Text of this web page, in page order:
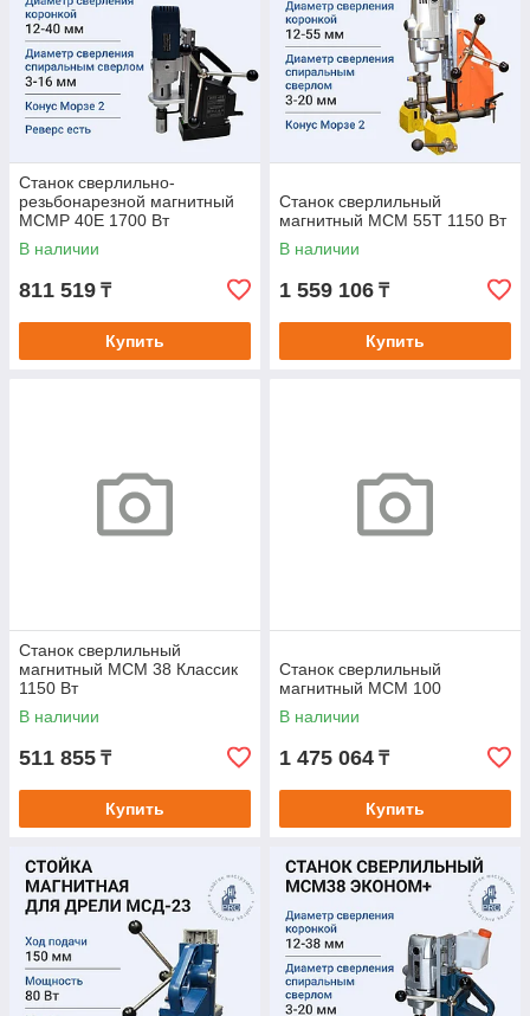
Станок сверлильно-
резьбонарезной магнитный
МСМР 40Е 1700 Вт
В наличии
811 519 ₸
Купить
Станок сверлильный
магнитный МСМ 55Т 1150 Вт
В наличии
1 559 106 ₸
Купить
Станок сверлильный
магнитный МСМ 38 Классик
1150 Вт
В наличии
511 855 ₸
Купить
Станок сверлильный
магнитный МСМ 100
В наличии
1 475 064 ₸
Купить